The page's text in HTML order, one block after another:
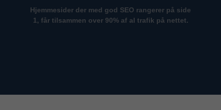
Hjemmesider der med god SEO rangerer på side
1, får tilsammen over 90% af al trafik på nettet.